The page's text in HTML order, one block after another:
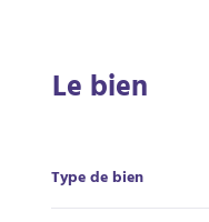
Le bien
Type de bien